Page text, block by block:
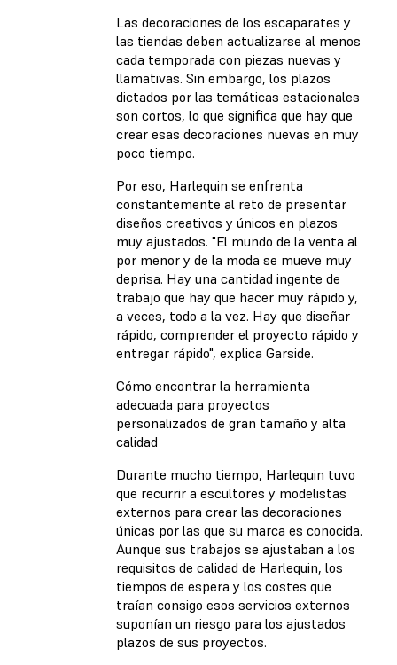
Las decoraciones de los escaparates y
las tiendas deben actualizarse al menos
cada temporada con piezas nuevas y
llamativas. Sin embargo, los plazos
dictados por las temáticas estacionales
son cortos, lo que significa que hay que
crear esas decoraciones nuevas en muy
poco tiempo.
Por eso, Harlequin se enfrenta
constantemente al reto de presentar
diseños creativos y únicos en plazos
muy ajustados. "El mundo de la venta al
por menor y de la moda se mueve muy
deprisa. Hay una cantidad ingente de
trabajo que hay que hacer muy rápido y,
a veces, todo a la vez. Hay que diseñar
rápido, comprender el proyecto rápido y
entregar rápido", explica Garside.
Cómo encontrar la herramienta
adecuada para proyectos
personalizados de gran tamaño y alta
calidad
Durante mucho tiempo, Harlequin tuvo
que recurrir a escultores y modelistas
externos para crear las decoraciones
únicas por las que su marca es conocida.
Aunque sus trabajos se ajustaban a los
requisitos de calidad de Harlequin, los
tiempos de espera y los costes que
traían consigo esos servicios externos
suponían un riesgo para los ajustados
plazos de sus proyectos.